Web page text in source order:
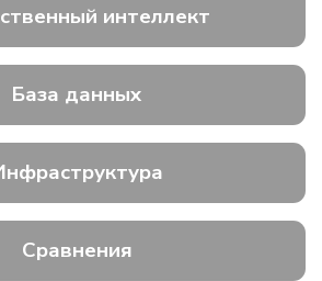
интеллект
База данных
Сравнения